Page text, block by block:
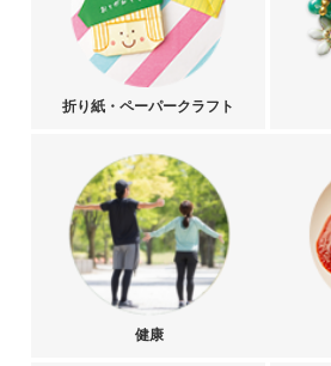
折り紙・ペーパークラフト
健康